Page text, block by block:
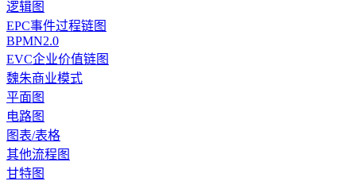
逻辑图
EPC事件过程链图
BPMN2.0
EVC企业价值链图
魏朱商业模式
平面图
电路图
图表/表格
其他流程图
甘特图